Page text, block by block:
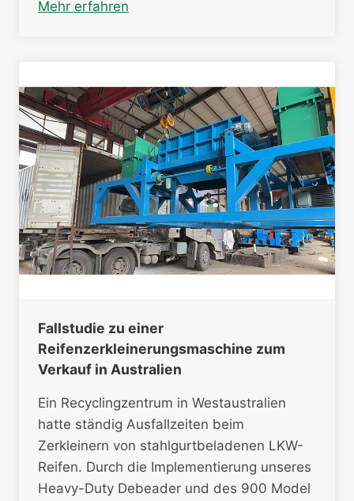
Mehr erfahren
Fallstudie zu einer
Reifenzerkleinerungsmaschine zum
Verkauf in Australien
Ein Recyclingzentrum in Westaustralien
hatte ständig Ausfallzeiten beim
Zerkleinern von stahlgurtbeladenen LKW-
Reifen. Durch die Implementierung unseres
Heavy-Duty Debeader und des 900 Model